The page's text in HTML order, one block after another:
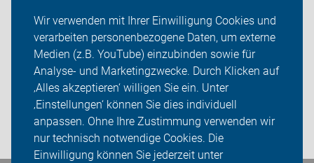
Wir verwenden mit Ihrer Einwilligung Cookies und
verarbeiten personenbezogene Daten, um externe
Medien (z.B. YouTube) einzubinden sowie für
Analyse- und Marketingzwecke. Durch Klicken auf
‚Alles akzeptieren‘ willigen Sie ein. Unter
‚Einstellungen‘ können Sie dies individuell
anpassen. Ohne Ihre Zustimmung verwenden wir
nur technisch notwendige Cookies. Die
Einwilligung können Sie jederzeit unter
Aktion
ADFC Kaiserslautern
Sei dabei
Login